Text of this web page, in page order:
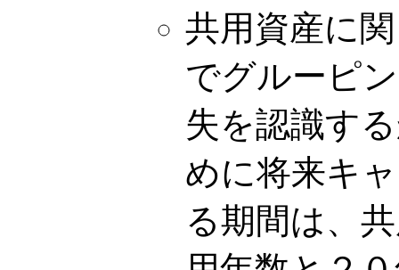
共用資産に
でグルーピ
失を認識す
めに将来キ
る期間は、